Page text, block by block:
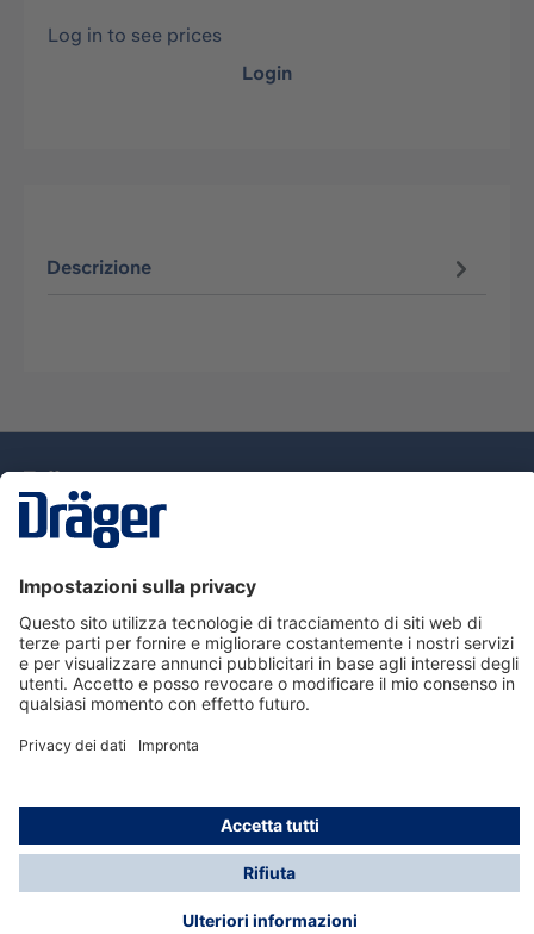
Log in to see prices
Login
Descrizione
Assistenza
Informazioni su Dräger
Informazioni
* Tutti i prezzi escl. IVA più spese di spedizione ed
eventuali spese di spedizione, se non diversamente